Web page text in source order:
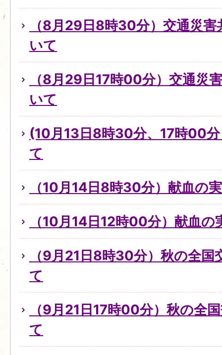
（8月29日8時30分）交通災
いて
（8月29日17時00分）交通災
いて
(10月13日8時30分、17時00
て
（10月14日8時30分）献血の
（10月14日12時00分）献血の
（9月21日8時30分）秋の全国
て
（9月21日17時00分）秋の全
て